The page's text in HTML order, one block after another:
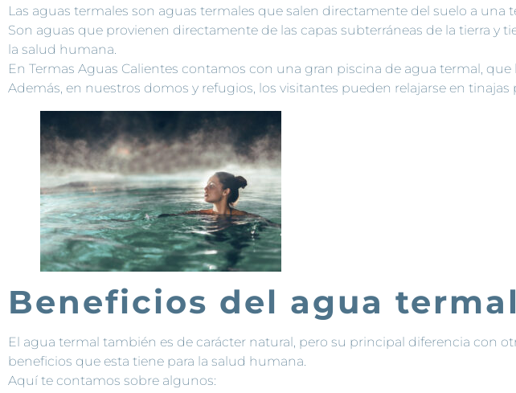
Las aguas termales son aguas termales que salen directamente del suelo a una
Son aguas que provienen directamente de las capas subterráneas de la tierra y
la salud humana.
En Termas Aguas Calientes contamos con una gran piscina de agua termal,
Además, en nuestros domos y refugios, los visitantes pueden relajarse en tinajas
Beneficios del agua termal
El agua termal también es de carácter natural, pero su principal diferencia con
beneficios que esta tiene para la salud humana.
Aquí te contamos sobre algunos: